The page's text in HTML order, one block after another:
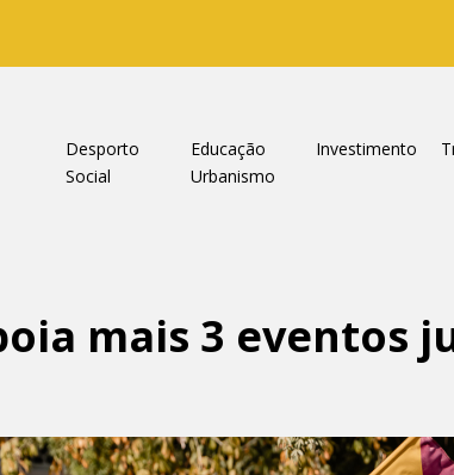
Desporto Educação Investimento
Social Urbanismo
mais 3 eventos